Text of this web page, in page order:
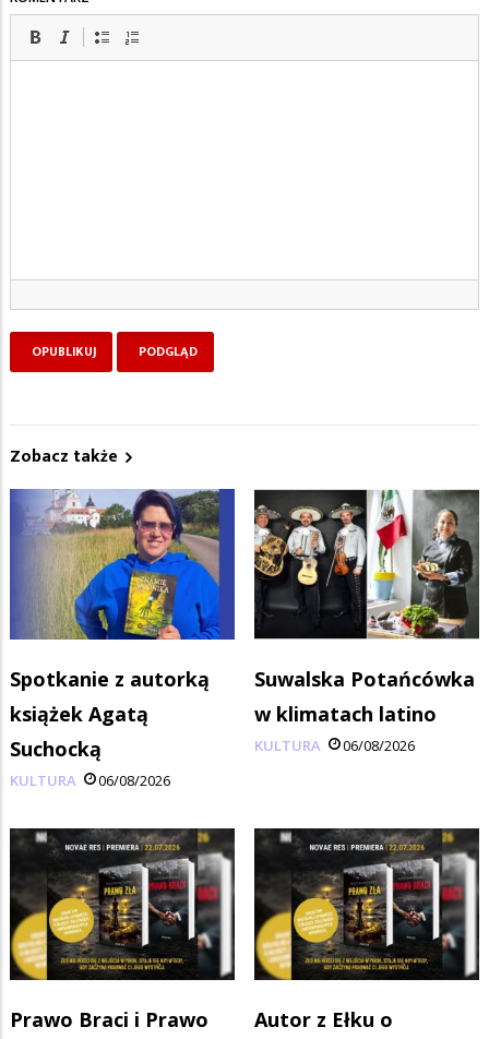
Zobacz także
Spotkanie z autorką
książek Agatą
Suchocką
KULTURA 06/08/2026
Suwalska Potańcówka
w klimatach latino
KULTURA 06/08/2026
Prawo Braci i Prawo
Autor z Ełku o